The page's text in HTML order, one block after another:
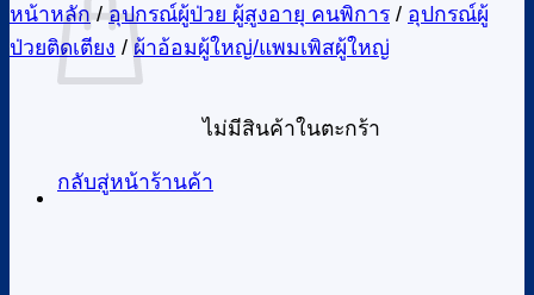
ไม่มีสินค้าในตะกร้า
กลับสู่หน้าร้านค้า
หน้าหลัก / อุปกรณ์ผู้ป่วย ผู้สูงอายุ คนพิการ / อุปกรณ์ผู้
ป่วยติดเตียง / ผ้าอ้อมผู้ใหญ่/แพมเพิสผู้ใหญ่